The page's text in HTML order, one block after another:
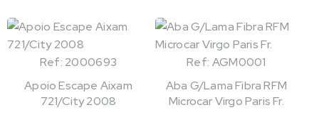
Ref: 2000693
Apoio Escape Aixam
721/City 2008
Ref: AGM0001
Aba G/Lama Fibra RFM
Microcar Virgo Paris Fr.